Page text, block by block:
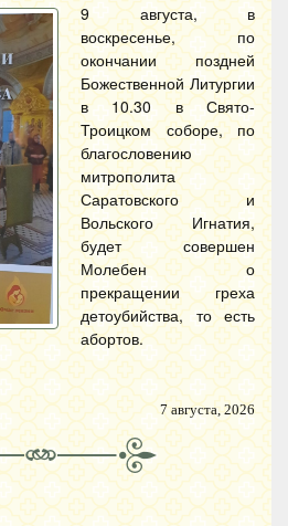
9 августа, в
воскресенье, по
окончании поздней
Божественной Литургии
в 10.30 в Свято-
Троицком соборе, по
благословению
митрополита
Саратовского и
Вольского Игнатия,
будет совершен
Молебен о
прекращении греха
детоубийства, то есть
абортов.
7 августа, 2026